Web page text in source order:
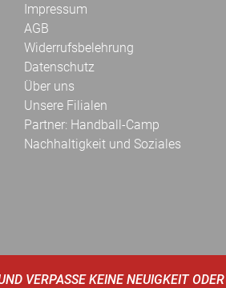
Impressum
AGB
Widerrufsbelehrung
Datenschutz
Über uns
Unsere Filialen
Partner: Handball-Camp
Nachhaltigkeit und Soziales
VERPASSE KEINE NEUIGKEIT